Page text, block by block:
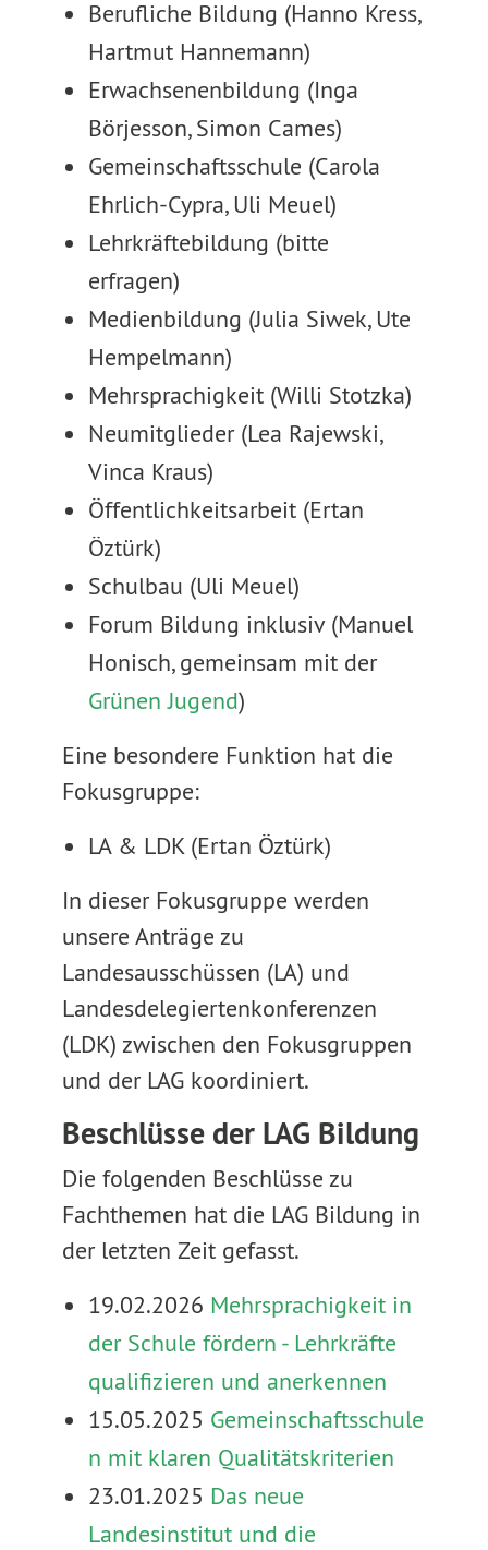
Berufliche Bildung (Hanno Kress,
Hartmut Hannemann)
Erwachsenenbildung (Inga
Börjesson, Simon Cames)
Gemeinschaftsschule (Carola
Ehrlich-Cypra, Uli Meuel)
Lehrkräftebildung (bitte
erfragen)
Medienbildung (Julia Siwek, Ute
Hempelmann)
Mehrsprachigkeit (Willi Stotzka)
Neumitglieder (Lea Rajewski,
Vinca Kraus)
Öffentlichkeitsarbeit (Ertan
Öztürk)
Schulbau (Uli Meuel)
Forum Bildung inklusiv (Manuel
Honisch, gemeinsam mit der
Grünen Jugend)
Eine besondere Funktion hat die
Fokusgruppe:
LA & LDK (Ertan Öztürk)
In dieser Fokusgruppe werden
unsere Anträge zu
Landesausschüssen (LA) und
Landesdelegiertenkonferenzen
(LDK) zwischen den Fokusgruppen
und der LAG koordiniert.
Beschlüsse der LAG Bildung
Die folgenden Beschlüsse zu
Fachthemen hat die LAG Bildung in
der letzten Zeit gefasst.
19.02.2026 Mehrsprachigkeit in
der Schule fördern - Lehrkräfte
qualifizieren und anerkennen
15.05.2025 Gemeinschaftsschule
n mit klaren Qualitätskriterien
23.01.2025 Das neue
Landesinstitut und die